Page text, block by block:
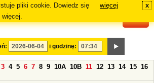
pliki cookie. Dowiedz się
więcej.
więcej x
i godzinę:
3 4 5 6 7 8 9 10A 10B 11 12 13 14 15 16